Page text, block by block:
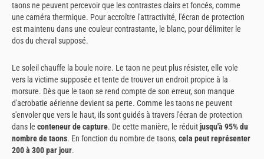
taons ne peuvent percevoir que les contrastes clairs et foncés, comme
une caméra thermique. Pour accroître l'attractivité, l'écran de protection
est maintenu dans une couleur contrastante, le blanc, pour délimiter le
dos du cheval supposé.
Le soleil chauffe la boule noire. Le taon ne peut plus résister, elle vole
vers la victime supposée et tente de trouver un endroit propice à la
morsure. Dès que le taon se rend compte de son erreur, son manque
d'acrobatie aérienne devient sa perte. Comme les taons ne peuvent
s'envoler que vers le haut, ils sont guidés à travers l'écran de protection
dans le conteneur de capture. De cette manière, le réduitjusqu'à 95% du
nombre de taons. En fonction du nombre de taons, cela peut représenter
200 à 300 par jour.